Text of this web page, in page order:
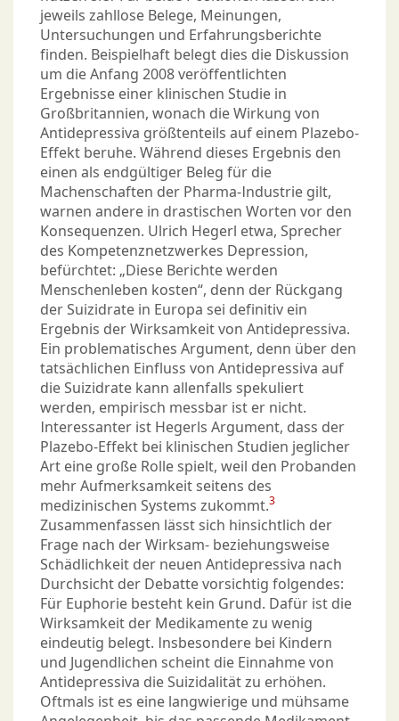
jeweils zahllose Belege, Meinungen,
Untersuchungen und Erfahrungsberichte
finden. Beispielhaft belegt dies die Diskussion
um die Anfang 2008 veröffentlichten
Ergebnisse einer klinischen Studie in
Großbritannien, wonach die Wirkung von
Antidepressiva größtenteils auf einem Plazebo-
Effekt beruhe. Während dieses Ergebnis den
einen als endgültiger Beleg für die
Machenschaften der Pharma-Industrie gilt,
warnen andere in drastischen Worten vor den
Konsequenzen. Ulrich Hegerl etwa, Sprecher
des Kompetenznetzwerkes Depression,
befürchtet: „Diese Berichte werden
Menschenleben kosten“, denn der Rückgang
der Suizidrate in Europa sei definitiv ein
Ergebnis der Wirksamkeit von Antidepressiva.
Ein problematisches Argument, denn über den
tatsächlichen Einfluss von Antidepressiva auf
die Suizidrate kann allenfalls spekuliert
werden, empirisch messbar ist er nicht.
Interessanter ist Hegerls Argument, dass der
Plazebo-Effekt bei klinischen Studien jeglicher
Art eine große Rolle spielt, weil den Probanden
mehr Aufmerksamkeit seitens des
medizinischen Systems zukommt.3
Zusammenfassen lässt sich hinsichtlich der
Frage nach der Wirksam- beziehungsweise
Schädlichkeit der neuen Antidepressiva nach
Durchsicht der Debatte vorsichtig folgendes:
Für Euphorie besteht kein Grund. Dafür ist die
Wirksamkeit der Medikamente zu wenig
eindeutig belegt. Insbesondere bei Kindern
und Jugendlichen scheint die Einnahme von
Antidepressiva die Suizidalität zu erhöhen.
Oftmals ist es eine langwierige und mühsame